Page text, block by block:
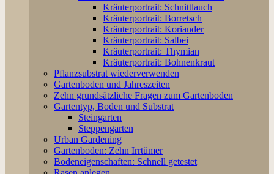
Kräuterportrait: Schnittlauch
Kräuterportrait: Borretsch
Kräuterportrait: Koriander
Kräuterportrait: Salbei
Kräuterportrait: Thymian
Kräuterportrait: Bohnenkraut
Pflanzsubstrat wiederverwenden
Gartenboden und Jahreszeiten
Zehn grundsätzliche Fragen zum Gartenboden
Gartentyp, Boden und Substrat
Steingarten
Steppengarten
Urban Gardening
Gartenboden: Zehn Irrtümer
Bodeneigenschaften: Schnell getestet